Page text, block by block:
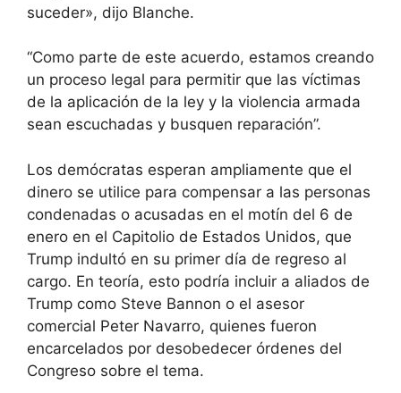
suceder», dijo Blanche.
“Como parte de este acuerdo, estamos creando
un proceso legal para permitir que las víctimas
de la aplicación de la ley y la violencia armada
sean escuchadas y busquen reparación”.
Los demócratas esperan ampliamente que el
dinero se utilice para compensar a las personas
condenadas o acusadas en el motín del 6 de
enero en el Capitolio de Estados Unidos, que
Trump indultó en su primer día de regreso al
cargo. En teoría, esto podría incluir a aliados de
Trump como Steve Bannon o el asesor
comercial Peter Navarro, quienes fueron
encarcelados por desobedecer órdenes del
Congreso sobre el tema.